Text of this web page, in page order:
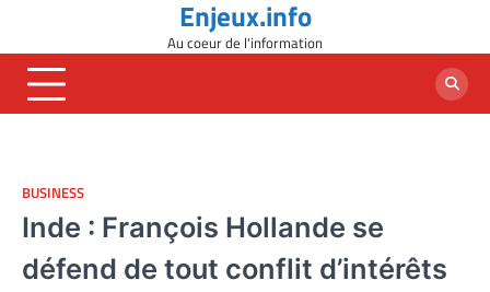
content
Enjeux.info
Au coeur de l'information
BUSINESS
Inde : François Hollande se
défend de tout conflit d’intérêts